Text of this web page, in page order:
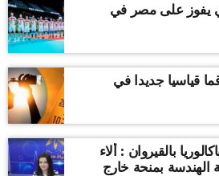
يفوز على مصر في
قياسيا جديدا في
الباكالوريا بالقيروان : ألاء
بمنحة خارج